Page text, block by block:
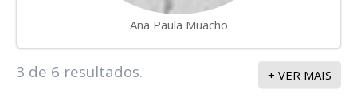
Ana Paula Muacho
+ VER MAIS
3 de 6 resultados.